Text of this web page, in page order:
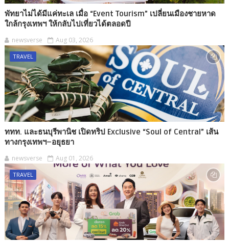
พัทยาไม่ได้มีแค่ทะเล เมื่อ “Event Tourism” เปลี่ยนเมืองชายหาด
ใกล้กรุงเทพฯ ให้กลับไปเที่ยวได้ตลอดปี
newsverse Aug 03, 2026
TRAVEL
ททท. และธนบุรีพานิช เปิดทริป Exclusive “Soul of Central” เส้น
ทางกรุงเทพฯ–อยุธยา
newsverse Aug 01, 2026
TRAVEL